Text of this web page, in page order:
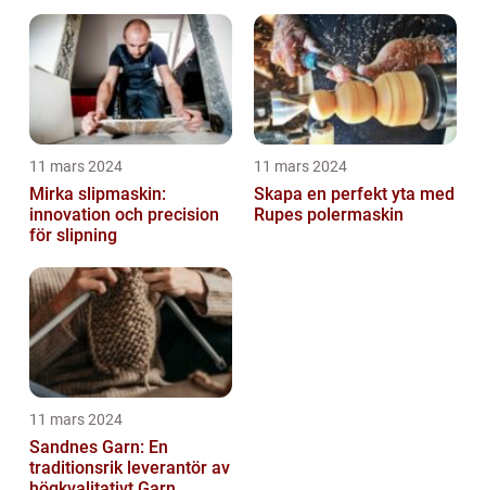
11 mars 2024
Mirka slipmaskin:
innovation och precision
för slipning
11 mars 2024
Skapa en perfekt yta med
Rupes polermaskin
11 mars 2024
Sandnes Garn: En
traditionsrik leverantör av